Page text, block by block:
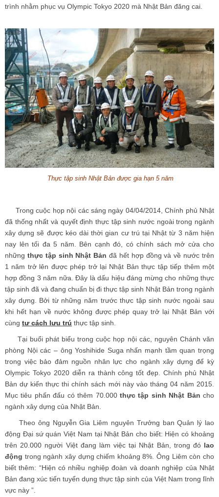
trình nhằm phục vụ Olympic Tokyo 2020 mà Nhật Bản đăng cai.
Thực tập sinh Nhật Bản được gia hạn 5 năm
Trong cuộc họp nội các sáng ngày 04/04/2014, Chính phủ Nhật
đã thống nhất và quyết định thực tập sinh nước ngoài trong ngành
xây dựng sẽ được kéo dài thời gian cư trú tại Nhật từ 3 năm hiện
nay lên tối đa 5 năm. Bên cạnh đó, có chính sách mở cửa cho
những thực tập sinh Nhật Bảnđã hết hợp đồng và về nước trên
1 năm trở lên được phép trở lại Nhật Bản thực tập tiếp thêm một
hợp đồng 3 năm nữa. Đây là dấu hiệu đáng mừng cho những thực
tập sinh đã và đang chuẩn bị đi thực tập sinh Nhật Bản trong ngành
xây dựng. Bởi từ những năm trước thực tập sinh nước ngoài sau
khi hết hạn về nước không được phép quay trở lại Nhật Bản với
cùng tư cách lưu trú thực tập sinh.
Tại buổi phát biểu trong cuộc họp nội các, nguyên Chánh văn
phòng Nội các – ông Yoshihide Suga nhấn mạnh tầm quan trọng
trong việc bảo đảm nguồn nhân lực cho ngành xây dựng để kỳ
Olympic Tokyo 2020 diễn ra thành công tốt đẹp. Chính phủ Nhật
Bản dự kiến thực thi chính sách mới này vào tháng 04 năm 2015.
Mục tiêu phấn đấu có thêm 70.000 thực tập sinh Nhật Bản cho
ngành xây dựng của Nhật Bản.
Theo ông Nguyễn Gia Liêm nguyên Trưởng ban Quản lý lao
động Đại sứ quán Việt Nam tại Nhật Bản cho biết: Hiện có khoảng
trên 20.000 người Việt đang làm việc tại Nhật Bản, trong đólao
động trong ngành xây dựng chiếm khoảng 8%. Ông Liêm còn cho
biết thêm: “Hiện có nhiều nghiệp đoàn và doanh nghiệp của Nhật
Bản đang xúc tiến tuyển dụng thực tập sinh của Việt Nam trong lĩnh
vực này ”.